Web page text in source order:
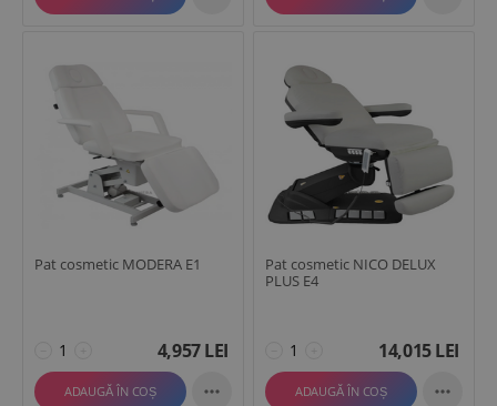
Pat cosmetic MODERA E1
4,957LEI
ADAUGĂ ÎN COȘ 
Pat cosmetic NICO DELUX
PLUS E4
14,015LEI
ADAUGĂ ÎN COȘ 